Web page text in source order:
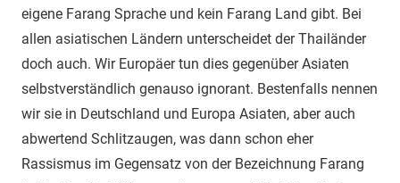
eigene Farang Sprache und kein Farang Land gibt. Bei
allen asiatischen Ländern unterscheidet der Thailänder
doch auch. Wir Europäer tun dies gegenüber Asiaten
selbstverständlich genauso ignorant. Bestenfalls nennen
wir sie in Deutschland und Europa Asiaten, aber auch
abwertend Schlitzaugen, was dann schon eher
Rassismus im Gegensatz von der Bezeichnung Farang